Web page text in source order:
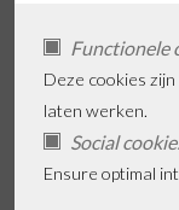
Functionele
Deze cookies
laten werken.
Social
Ensure optimal
Blydhove